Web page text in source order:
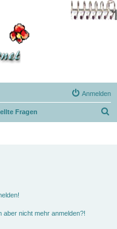
Anmelden
Fragen
aber nicht mehr anmelden?!